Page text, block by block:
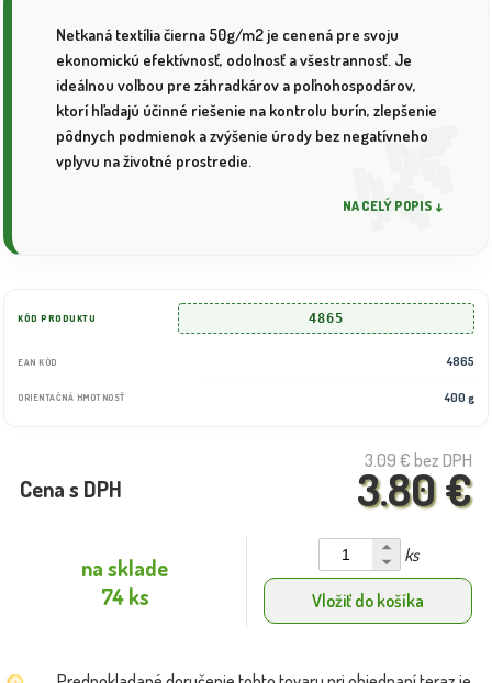
Netkaná textília čierna 50g/m2 je cenená pre svoju
ekonomickú efektívnosť, odolnosť a všestrannosť. Je
ideálnou voľbou pre záhradkárov a poľnohospodárov,
ktorí hľadajú účinné riešenie na kontrolu burín, zlepšenie
pôdnych podmienok a zvýšenie úrody bez negatívneho
vplyvu na životné prostredie.
NA CELÝ POPIS ↓
KÓD PRODUKTU 4865
EAN KÓD 4865
ORIENTAČNÁ HMOTNOSŤ 400 g
3.09 € bez DPH
3.80 €
Cena s DPH
na sklade
74 ks
ks
Vložiť do košíka